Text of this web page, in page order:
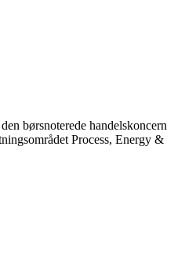
børsnoterede handelskoncern
Process, Energy &